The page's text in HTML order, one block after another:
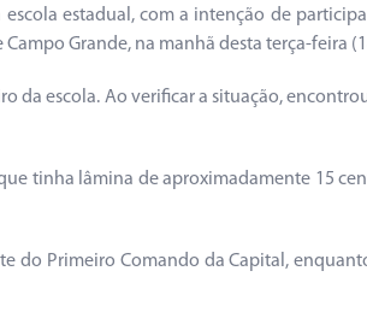
estadual, com a intenção de
Grande, na manhã desta terça-feira
da escola. Ao verificar a situação,
tinha lâmina de aproximadamente 15
do Primeiro Comando da Capital,